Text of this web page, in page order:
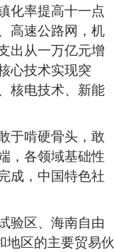
化率提高十一点
高速公路网，机
出从一万亿元增
心技术实现突
核电技术、新能
于啃硬骨头，敢
，各领域基础性
成，中国特色社
验区、海南自由
地区的主要贸易伙